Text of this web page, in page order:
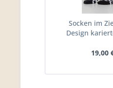
Socken im
Design
19,00